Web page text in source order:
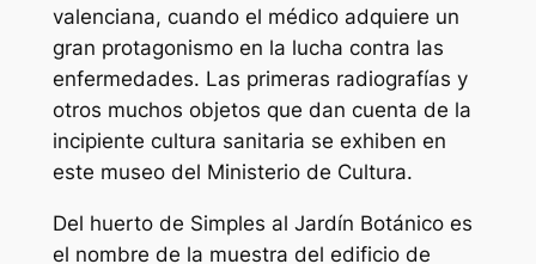
valenciana, cuando el médico adquiere un
gran protagonismo en la lucha contra las
enfermedades. Las primeras radiografías y
otros muchos objetos que dan cuenta de la
incipiente cultura sanitaria se exhiben en
este museo del Ministerio de Cultura.
Del huerto de Simples al Jardín Botánico es
el nombre de la muestra del edificio de